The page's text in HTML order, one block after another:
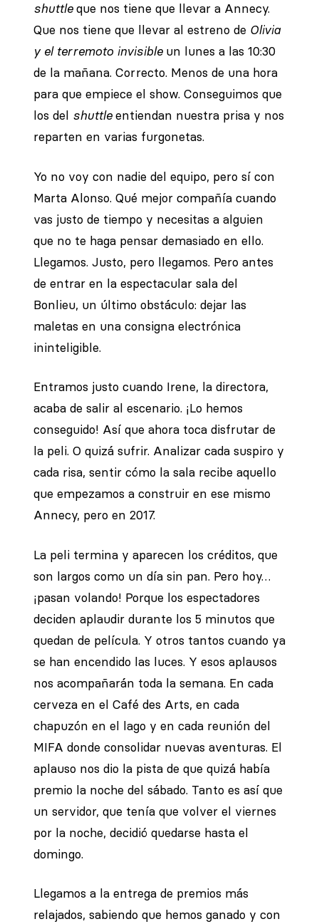
shuttleque nos tiene que llevar a Annecy.
Que nos tiene que llevar al estreno de Olivia
y el terremoto invisibleun lunes a las 10:30
de la mañana. Correcto. Menos de una hora
para que empiece el show. Conseguimos que
los del shuttleentiendan nuestra prisa y nos
reparten en varias furgonetas.
Yo no voy con nadie del equipo, pero sí con
Marta Alonso. Qué mejor compañía cuando
vas justo de tiempo y necesitas a alguien
que no te haga pensar demasiado en ello.
Llegamos. Justo, pero llegamos. Pero antes
de entrar en la espectacular sala del
Bonlieu, un último obstáculo: dejar las
maletas en una consigna electrónica
ininteligible.
Entramos justo cuando Irene, la directora,
acaba de salir al escenario. ¡Lo hemos
conseguido! Así que ahora toca disfrutar de
la peli. O quizá sufrir. Analizar cada suspiro y
cada risa, sentir cómo la sala recibe aquello
que empezamos a construir en ese mismo
Annecy, pero en 2017.
La peli termina y aparecen los créditos, que
son largos como un día sin pan. Pero hoy…
¡pasan volando! Porque los espectadores
deciden aplaudir durante los 5 minutos que
quedan de película. Y otros tantos cuando ya
se han encendido las luces. Y esos aplausos
nos acompañarán toda la semana. En cada
cerveza en el Café des Arts, en cada
chapuzón en el lago y en cada reunión del
MIFA donde consolidar nuevas aventuras. El
aplauso nos dio la pista de que quizá había
premio la noche del sábado. Tanto es así que
un servidor, que tenía que volver el viernes
por la noche, decidió quedarse hasta el
domingo.
Llegamos a la entrega de premios más
relajados, sabiendo que hemos ganado y con